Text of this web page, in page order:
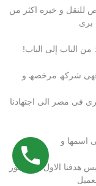
للنقل و خبره اكثر من
الباب إلى الباب!
فھى شركھ مرخصھ و
فى مصر الى اجتھادنا
اسمھا و
الاول ھو الامور